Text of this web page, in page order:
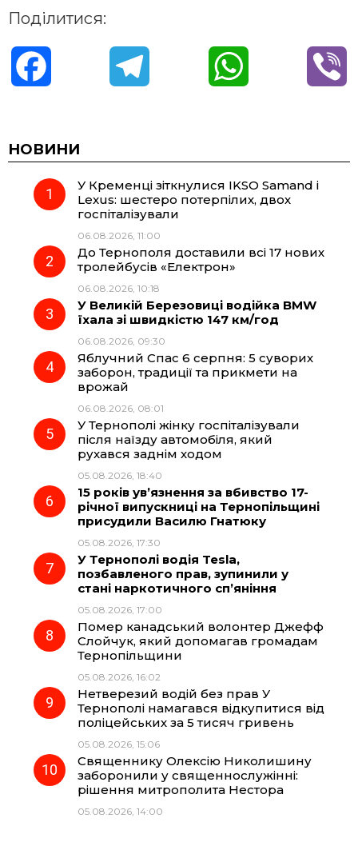
Поділитися:
c
e
o
o
e
r
a
m
t
p
НОВИНИ
У Кременці зіткнулися IKSO Samand і
Lexus: шестеро потерпілих, двох
госпіталізували
06.08.2026, 11:00
До Тернополя доставили всі 17 нових
тролейбусів «Електрон»
06.08.2026, 10:18
У Великій Березовиці водійка BMW
їхала зі швидкістю 147 км/год
06.08.2026, 09:30
Яблучний Спас 6 серпня: 5 суворих
заборон, традиції та прикмети на
врожай
06.08.2026, 08:01
У Тернополі жінку госпіталізували
після наїзду автомобіля, який
рухався заднім ходом
05.08.2026, 18:40
15 років ув’язнення за вбивство 17-
річної випускниці на Тернопільщині
присудили Василю Гнатюку
05.08.2026, 17:30
У Тернополі водія Tesla,
позбавленого прав, зупинили у
стані наркотичного сп’яніння
05.08.2026, 17:00
Помер канадський волонтер Джефф
Слойчук, який допомагав громадам
Тернопільщини
05.08.2026, 16:02
Нетверезий водій без прав У
Тернополі намагався відкупитися від
поліцейських за 5 тисяч гривень
05.08.2026, 15:06
Священнику Олексію Николишину
заборонили у священнослужінні:
рішення митрополита Нестора
05.08.2026, 14:00